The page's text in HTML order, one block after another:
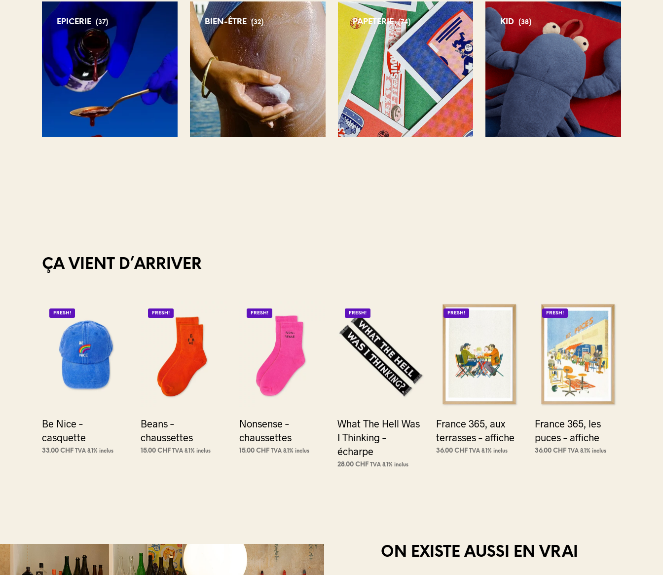
EPICERIE (37) BIEN-ÊTRE (32) PAPETERIE (74) KID (38)
ÇA VIENT D’ARRIVER
FRESH!
Be Nice –
casquette
33.00 CHF TVA 8.1% inclus
FRESH!
Beans –
chaussettes
15.00 CHF TVA 8.1% inclus
FRESH!
Nonsense –
chaussettes
15.00 CHF TVA 8.1% inclus
FRESH!
What The Hell Was
I Thinking –
écharpe
28.00CHF TVA 8.1% inclus
FRESH!
France 365, aux
terrasses – affiche
36.00CHF TVA 8.1% inclus
FRESH!
France 365, les
puces – affiche
36.00CHF TVA 8.1% inclus
ON EXISTE AUSSI EN VRAI